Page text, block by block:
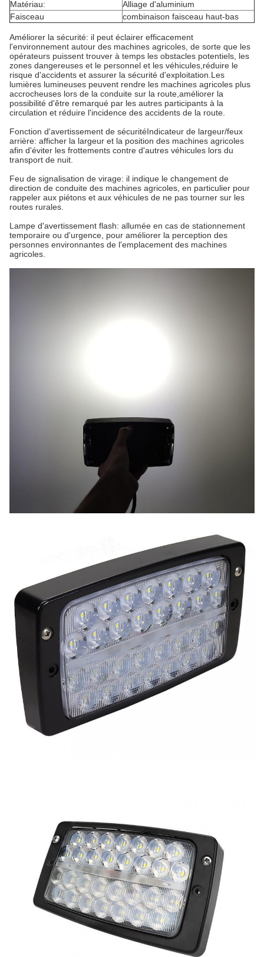
Matériau:
Alliage d'aluminium
Faisceau
combinaison faisceau haut-bas
Améliorer la sécurité: il peut éclairer efficacement
l'environnement autour des machines agricoles, de sorte que les
opérateurs puissent trouver à temps les obstacles potentiels, les
zones dangereuses et le personnel et les véhicules,réduire le
risque d'accidents et assurer la sécurité d'exploitation. Les
lumières lumineuses peuvent rendre les machines agricoles plus
accrocheuses lors de la conduite sur la route,améliorer la
possibilité d'être remarqué par les autres participants à la
circulation et réduire l'incidence des accidents de la route.
Fonction d'avertissement de sécuritéIndicateur de largeur/feux
arrière: afficher la largeur et la position des machines agricoles
afin d'éviter les frottements contre d'autres véhicules lors du
transport de nuit.
Feu de signalisation de virage: il indique le changement de
direction de conduite des machines agricoles, en particulier pour
rappeler aux piétons et aux véhicules de ne pas tourner sur les
routes rurales.
Lampe d'avertissement flash: allumée en cas de stationnement
temporaire ou d'urgence, pour améliorer la perception des
personnes environnantes de l'emplacement des machines
agricoles.